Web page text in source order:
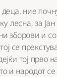
ние
лесна, за
зборови и
се
тој прво
и народот